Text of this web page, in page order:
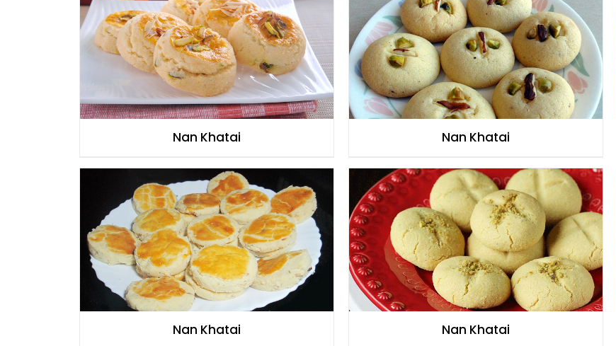
Nan Khatai Nan Khatai
Nan Khatai Nan Khatai